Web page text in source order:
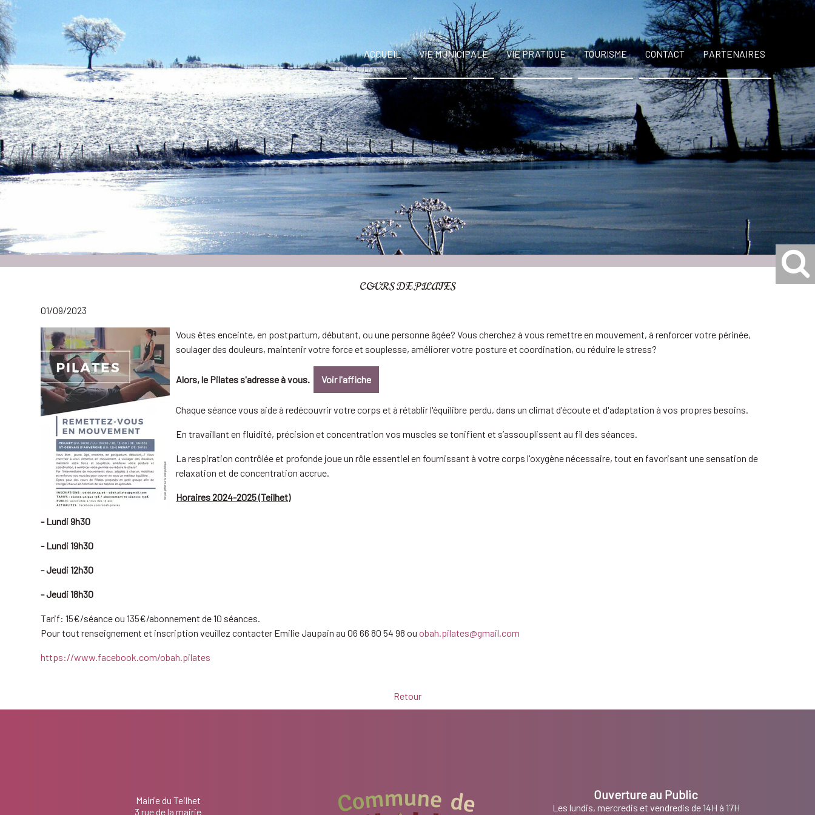
ACCUEIL VIE MUNICIPALE VIE PRATIQUE TOURISME CONTACT PARTENAIRES
COURS DE PILATES
01/09/2023
Vous êtes enceinte, en postpartum, débutant, ou une personne âgée? Vous cherchez à vous remettre en mouvement, à renforcer votre périnée,
soulager des douleurs, maintenir votre force et souplesse, améliorer votre posture et coordination, ou réduire le stress?
Alors, le Pilates s'adresse à vous. Voir l'affiche
Chaque séance vous aide à redécouvrir votre corps et à rétablir l'équilibre perdu, dans un climat d'écoute et d'adaptation à vos propres besoins.
En travaillant en fluidité, précision et concentration vos muscles se tonifient et s’assouplissent au fil des séances.
La respiration contrôlée et profonde joue un rôle essentiel en fournissant à votre corps l'oxygène nécessaire, tout en favorisant une sensation de
relaxation et de concentration accrue.
Horaires 2024-2025 (Teilhet)
- Lundi 9h30
- Lundi 19h30
- Jeudi 12h30
- Jeudi 18h30
Tarif: 15€/séance ou 135€/abonnement de 10 séances.
Pour tout renseignement et inscription veuillez contacter Emilie Jaupain au 06 66 80 54 98 ouobah.pilates@gmail.com
https://www.facebook.com/obah.pilates
Retour
Mairie du Teilhet
3 rue de la mairie
Ouverture au Public
Les lundis, mercredis et vendredis de 14H à 17H